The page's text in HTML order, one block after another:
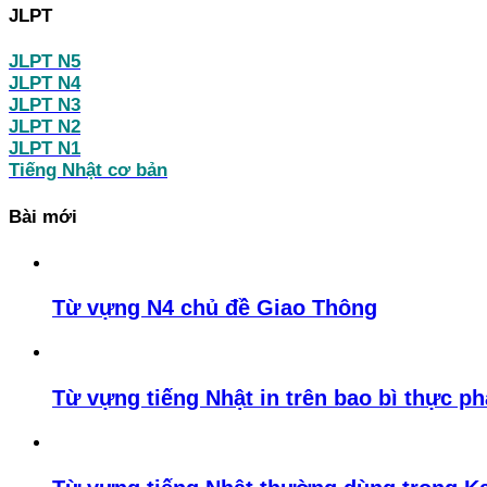
JLPT
JLPT N5
JLPT N4
JLPT N3
JLPT N2
JLPT N1
Tiếng Nhật cơ bản
Bài mới
Từ vựng N4 chủ đề Giao Thông
Từ vựng tiếng Nhật in trên bao bì thực